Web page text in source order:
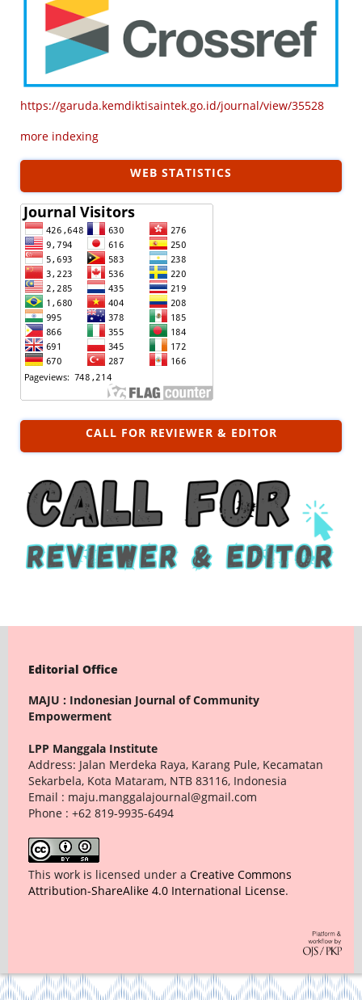
https://garuda.kemdiktisaintek.go.id/journal/view/35528
more indexing
WEB STATISTICS
CALL FOR REVIEWER & EDITOR
Editorial Office
MAJU : Indonesian Journal of Community
Empowerment
LPP Manggala Institute
Address: Jalan Merdeka Raya, Karang Pule, Kecamatan
Sekarbela, Kota Mataram, NTB 83116, Indonesia
Email : maju.manggalajournal@gmail.com
Phone : +62 819-9935-6494
This work is licensed under a Creative Commons
Attribution-ShareAlike 4.0 International License.